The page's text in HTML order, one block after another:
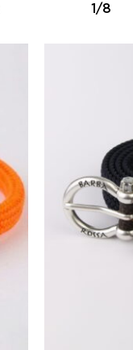
1/8